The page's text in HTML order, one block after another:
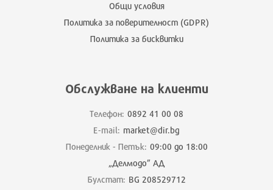
Общи условия
Политика за поверителност (GDPR)
Политика за бисквитки
Обслужване на клиенти
Телефон: 0892 41 00 08
E-mail: market@dir.bg
Понеделник - Петък: 09:00 до 18:00
„Делмодо” АД
Булстат: BG 208529712